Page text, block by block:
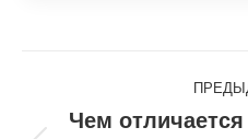
Навигация
по
Чем